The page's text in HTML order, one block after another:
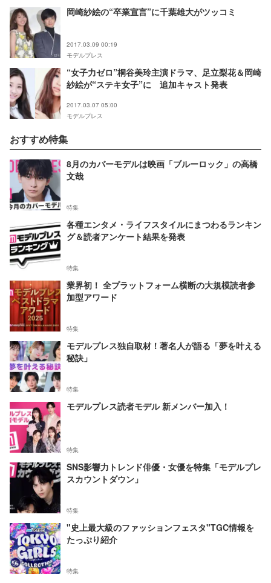
岡崎紗絵の“卒業宣言”に千葉雄大がツッコミ
2017.03.09 00:19
モデルプレス
“女子力ゼロ”桐谷美玲主演ドラマ、足立梨花＆岡崎
紗絵が“ステキ女子”に 追加キャスト発表
2017.03.07 05:00
モデルプレス
おすすめ特集
8月のカバーモデルは映画「ブルーロック」の高橋
文哉
特集
各種エンタメ・ライフスタイルにまつわるランキン
グ＆読者アンケート結果を発表
特集
業界初！ 全プラットフォーム横断の大規模読者参
加型アワード
特集
モデルプレス独自取材！著名人が語る「夢を叶える
秘訣」
特集
モデルプレス読者モデル 新メンバー加入！
特集
SNS影響力トレンド俳優・女優を特集「モデルプレ
スカウントダウン」
特集
"史上最大級のファッションフェスタ"TGC情報を
たっぷり紹介
特集